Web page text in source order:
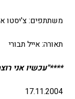
משתתפים: צ'יסטו
תאורה: אייל תבורי
****"עכשיו אני
17.11.2004